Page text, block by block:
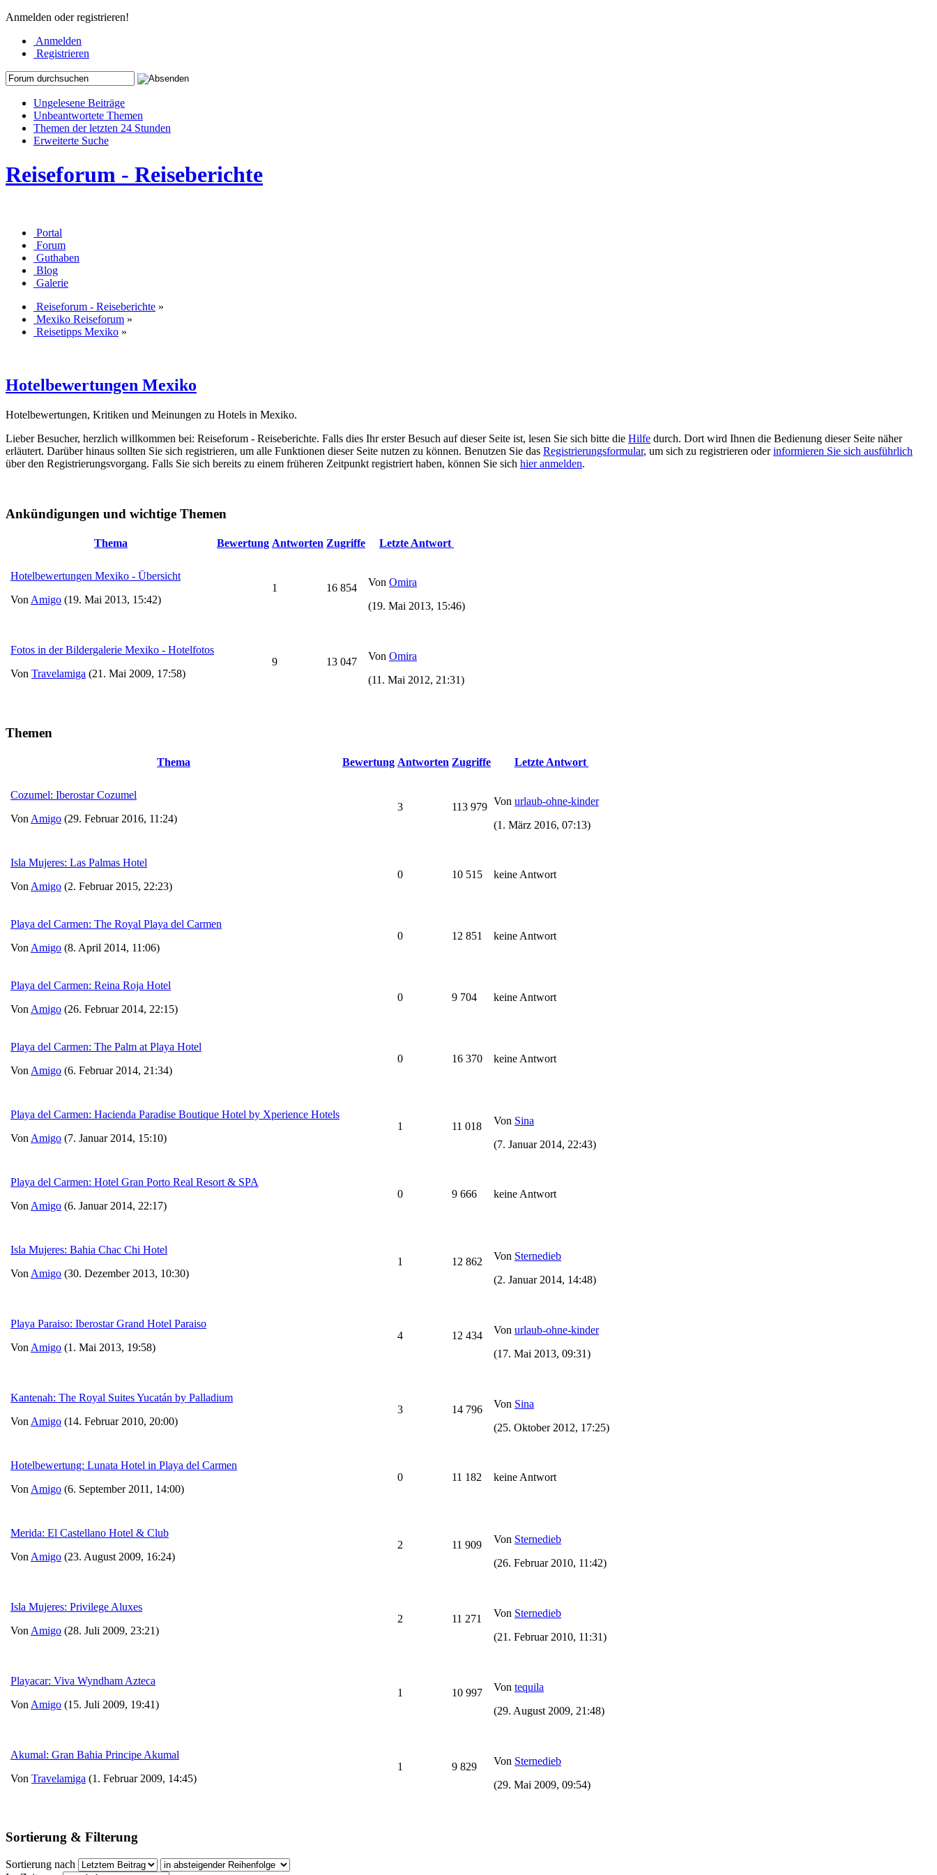
Anmelden oder registrieren!
Anmelden
Registrieren
Ungelesene Beiträge
Unbeantwortete Themen
Themen der letzten 24 Stunden
Erweiterte Suche
Reiseforum - Reiseberichte
Portal
Forum
Guthaben
Blog
Galerie
Reiseforum - Reiseberichte »
Mexiko Reiseforum »
Reisetipps Mexiko »
Hotelbewertungen Mexiko
Hotelbewertungen, Kritiken und Meinungen zu Hotels in Mexiko.
Lieber Besucher, herzlich willkommen bei: Reiseforum - Reiseberichte. Falls dies Ihr erster Besuch auf dieser Seite ist, lesen Sie sich bitte die Hilfe durch. Dort wird Ihnen die Bedienung dieser Seite näher
erläutert. Darüber hinaus sollten Sie sich registrieren, um alle Funktionen dieser Seite nutzen zu können. Benutzen Sie das Registrierungsformular, um sich zu registrieren oderinformieren Sie sich ausführlich
über den Registrierungsvorgang. Falls Sie sich bereits zu einem früheren Zeitpunkt registriert haben, können Sie sich hier anmelden.
Ankündigungen und wichtige Themen
Thema Bewertung Antworten Zugriffe Letzte Antwort
Hotelbewertungen Mexiko - Übersicht
Von Amigo (19. Mai 2013, 15:42)
1 16 854 Von Omira
(19. Mai 2013, 15:46)
Fotos in der Bildergalerie Mexiko - Hotelfotos
Von Travelamiga (21. Mai 2009, 17:58)
9 13 047 Von Omira
(11. Mai 2012, 21:31)
Themen
Thema Bewertung Antworten Zugriffe Letzte Antwort
Cozumel: Iberostar Cozumel
Von Amigo (29. Februar 2016, 11:24)
3 113 979 Von urlaub-ohne-kinder
(1. März 2016, 07:13)
Isla Mujeres: Las Palmas Hotel
Von Amigo (2. Februar 2015, 22:23)
0 10 515 keine Antwort
Playa del Carmen: The Royal Playa del Carmen
Von Amigo (8. April 2014, 11:06)
0 12 851 keine Antwort
Playa del Carmen: Reina Roja Hotel
Von Amigo (26. Februar 2014, 22:15)
0 9 704 keine Antwort
Playa del Carmen: The Palm at Playa Hotel
Von Amigo (6. Februar 2014, 21:34)
0 16 370 keine Antwort
Playa del Carmen: Hacienda Paradise Boutique Hotel by Xperience Hotels
Von Amigo (7. Januar 2014, 15:10)
1 11 018 Von Sina
(7. Januar 2014, 22:43)
Playa del Carmen: Hotel Gran Porto Real Resort & SPA
Von Amigo (6. Januar 2014, 22:17)
0 9 666 keine Antwort
Isla Mujeres: Bahia Chac Chi Hotel
Von Amigo (30. Dezember 2013, 10:30)
1 12 862 Von Sternedieb
(2. Januar 2014, 14:48)
Playa Paraiso: Iberostar Grand Hotel Paraiso
Von Amigo (1. Mai 2013, 19:58)
4 12 434 Von urlaub-ohne-kinder
(17. Mai 2013, 09:31)
Kantenah: The Royal Suites Yucatán by Palladium
Von Amigo (14. Februar 2010, 20:00)
3 14 796 Von Sina
(25. Oktober 2012, 17:25)
Hotelbewertung: Lunata Hotel in Playa del Carmen
Von Amigo (6. September 2011, 14:00)
0 11 182 keine Antwort
Merida: El Castellano Hotel & Club
Von Amigo (23. August 2009, 16:24)
2 11 909 Von Sternedieb
(26. Februar 2010, 11:42)
Isla Mujeres: Privilege Aluxes
Von Amigo (28. Juli 2009, 23:21)
2 11 271 Von Sternedieb
(21. Februar 2010, 11:31)
Playacar: Viva Wyndham Azteca
Von Amigo (15. Juli 2009, 19:41)
1 10 997 Von tequila
(29. August 2009, 21:48)
Akumal: Gran Bahia Principe Akumal
Von Travelamiga (1. Februar 2009, 14:45)
1 9 829 Von Sternedieb
(29. Mai 2009, 09:54)
Sortierung & Filterung
Sortierung nach